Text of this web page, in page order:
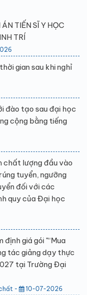
TIẾN SĨ Y HỌC
TRÍ
gian sau khi nghỉ
đào tạo sau đại học
cộng bằng tiếng
chất lượng đầu vào
tuyển, ngưỡng
đối với các
quy của Đại học
giá gói "“Mua
tác giảng dạy thực
tại Trường Đại
- 10-07-2026